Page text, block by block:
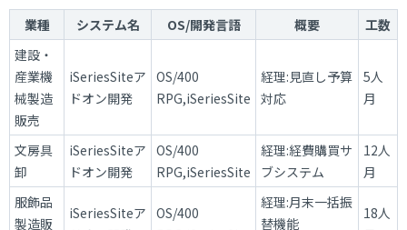
業種 システム名 OS/開発言語 概要
工数
建設・
産業機
械製造
販売
iSeriesSiteア
ドオン開発
OS/400
RPG,iSeriesSite
経理:見直し予算
対応
5人
月
文房具
卸
iSeriesSiteア
ドオン開発
OS/400
RPG,iSeriesSite
経理:経費購買サ
ブシステム
12人
月
服飾品
製造販
iSeriesSiteア OS/400
経理:月末一括振
替機能
18人